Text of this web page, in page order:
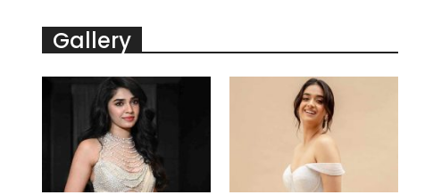
Gallery